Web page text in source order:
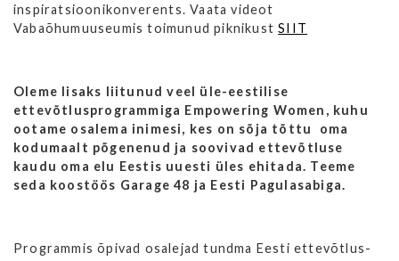
inspiratsioonikonverents. Vaata videot
Vabaõhumuuseumis toimunud piknikustSIIT
Oleme lisaks liitunud veel üle-eestilise
ettevõtlusprogrammiga Empowering Women, kuhu
ootame osalema inimesi, kes on sõ ja tõ ttu oma
kodumaalt põgenenud ja soovivad ettevõtluse
kaudu oma elu Eestis uuesti üles ehitada. Teeme
seda koostöös Garage 48 ja Eesti Pagulasabiga.
Programmis õpivad osalejad tundma Eesti ettevõtlus-